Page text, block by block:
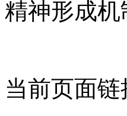
精神形成机
当前页面链